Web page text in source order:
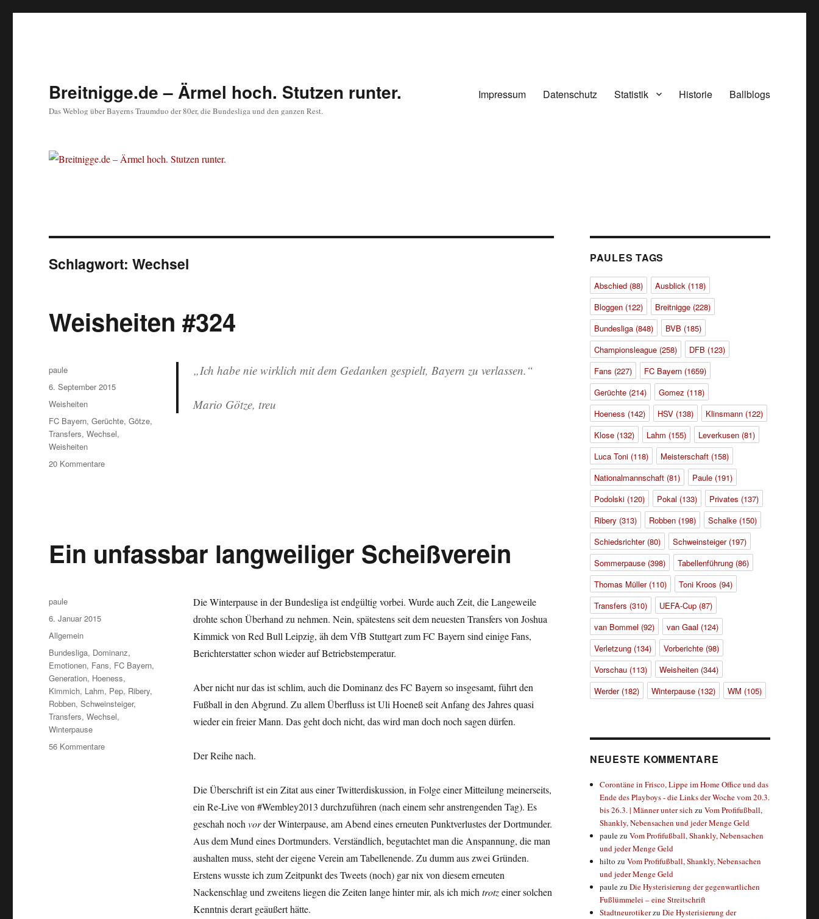
Breitnigge.de – Ärmel hoch. Stutzen runter.
Das Weblog über Bayerns Traumduo der 80er, die Bundesliga und den ganzen Rest.
Impressum Datenschutz Statistik Historie Ballblogs
Schlagwort:Wechsel
Weisheiten #324
„Ich habe nie wirklich mit dem Gedanken gespielt, Bayern zu verlassen.“
Mario Götze, treu
Autor
paule
Veröffentlicht
am
6. September 2015
Kategorien
Weisheiten
Schlagwörter
FC Bayern,Gerüchte,Götze,
Transfers,Wechsel,
Weisheiten
20 Kommentarezu
Ein unfassbar langweiliger Scheißverein
Die Winterpause in der Bundesliga ist endgültig vorbei. Wurde auch Zeit, die Langeweile
drohte schon Überhand zu nehmen. Nein, spätestens seit dem neuesten Transfers von Joshua
Kimmick von Red Bull Leipzig, äh dem VfB Stuttgart zum FC Bayern sind einige Fans,
Berichterstatter schon wieder auf Betriebstemperatur.
Aber nicht nur das ist schlim, auch die Dominanz des FC Bayern so insgesamt, führt den
Fußball in den Abgrund. Zu allem Überfluss ist Uli Hoeneß seit Anfang des Jahres quasi
wieder ein freier Mann. Das geht doch nicht, das wird man doch noch sagen dürfen.
Der Reihe nach.
Die Überschrift ist ein Zitat aus einer Twitterdiskussion, in Folge einer Mitteilung meinerseits,
ein Re-Live von #Wembley2013 durchzuführen (nach einem sehr anstrengenden Tag). Es
geschah nochvorder Winterpause, am Abend eines erneuten Punktverlustes der Dortmunder.
Aus dem Mund eines Dortmunders. Verständlich, begutachtet man die Anspannung, die man
aushalten muss, steht der eigene Verein am Tabellenende. Zu dumm aus zwei Gründen.
Erstens wusste ich zum Zeitpunkt des Tweets (noch) gar nix von diesem erneuten
Nackenschlag und zweitens liegen die Zeiten lange hinter mir, als ich michtrotzeiner solchen
Kenntnis derart geäußert hätte.
Autor
paule
Veröffentlicht
am
6. Januar 2015
Kategorien
Allgemein
Schlagwörter
Bundesliga, Dominanz,
Emotionen, Fans, FC Bayern,
Generation, Hoeness,
Kimmich, Lahm, Pep, Ribery,
Robben,Schweinsteiger,
Transfers,Wechsel,
Winterpause
56 Kommentarezu
PAULES TAGS
Abschied(88) Ausblick(118)
Bloggen(122) Breitnigge(228)
Bundesliga(848) BVB (185)
Championsleague(258) DFB (123)
Fans (227) FC Bayern(1659)
Gerüchte(214) Gomez (118)
Hoeness (142) HSV(138) Klinsmann(122)
Klose(132) Lahm (155) Leverkusen(81)
Luca Toni(118) Meisterschaft(158)
Nationalmannschaft(81) Paule(191)
Podolski(120) Pokal (133) Privates (137)
Ribery (313) Robben(198) Schalke(150)
Schiedsrichter(80) Schweinsteiger(197)
Sommerpause(398) Tabellenführung(86)
Thomas Müller(110) Toni Kroos (94)
Transfers (310) UEFA-Cup(87)
van Bommel (92) van Gaal (124)
Verletzung(134) Vorberichte(98)
Vorschau(113) Weisheiten(344)
Werder(182) Winterpause(132) WM (105)
NEUESTE KOMMENTARE
Corontäne in Frisco, Lippe im Home Office und das
Ende des Playboys - die Links der Woche vom 20.3.
bis 26.3. | Männer unter sich zuVom Profifußball,
Shankly, Nebensachen und jeder Menge Geld
paulezuVom Profifußball, Shankly, Nebensachen
und jeder Menge Geld
hilto zuVom Profifußball, Shankly, Nebensachen
und jeder Menge Geld
paulezuDie Hysterisierung der gegenwartlichen
Fußlümmelei – eine Streitschrift
StadtneurotikerzuDie Hysterisierung der